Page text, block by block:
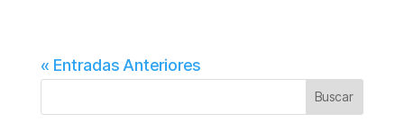
« Entradas Anteriores
Buscar